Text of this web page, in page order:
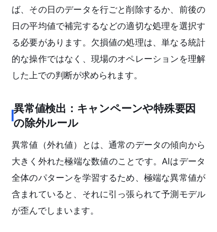
ば、その日のデータを行ごと削除するか、前後の
日の平均値で補完するなどの適切な処理を選択す
る必要があります。欠損値の処理は、単なる統計
的な操作ではなく、現場のオペレーションを理解
した上での判断が求められます。
異常値検出：キャンペーンや特殊要因
の除外ルール
異常値（外れ値）とは、通常のデータの傾向から
大きく外れた極端な数値のことです。AIはデータ
全体のパターンを学習するため、極端な異常値が
含まれていると、それに引っ張られて予測モデル
が歪んでしまいます。